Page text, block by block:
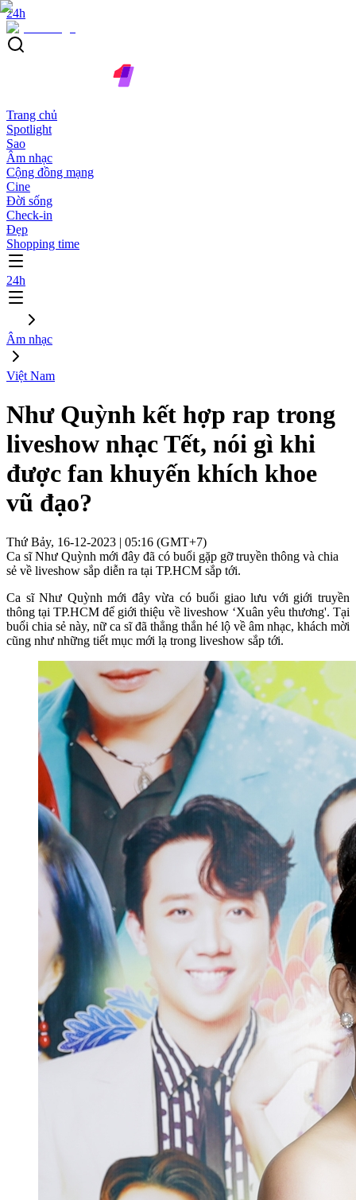
24h
Trang chủ
Spotlight
Sao
Âm nhạc
Cộng đồng mạng
Cine
Đời sống
Check-in
Đẹp
Shopping time
24h
Âm nhạc
Việt Nam
Như Quỳnh kết hợp rap trong
liveshow nhạc Tết, nói gì khi
được fan khuyến khích khoe
vũ đạo?
Thứ Bảy, 16-12-2023 | 05:16 (GMT+7)
Ca sĩ Như Quỳnh mới đây đã có buổi gặp gỡ truyền thông và chia
sẻ về liveshow sắp diễn ra tại TP.HCM sắp tới.
Ca sĩ Như Quỳnh mới đây vừa có buổi giao lưu với giới truyền
thông tại TP.HCM để giới thiệu về liveshow ‘Xuân yêu thương'. Tại
buổi chia sẻ này, nữ ca sĩ đã thẳng thắn hé lộ về âm nhạc, khách mời
cũng như những tiết mục mới lạ trong liveshow sắp tới.